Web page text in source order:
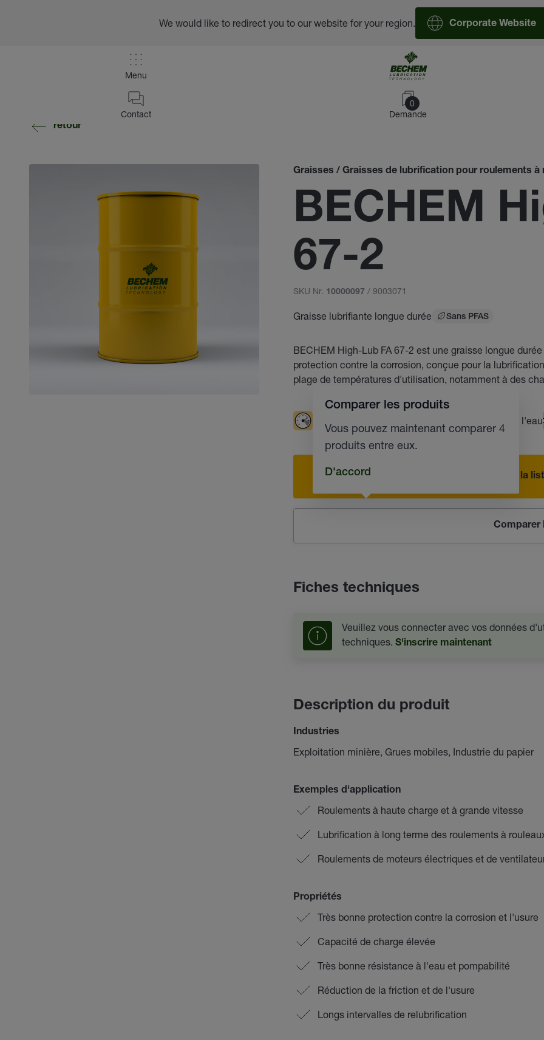
Menu
0
Demande
Contact
We would like to redirect you to our website for your region. Corporate Website
retour
Graisses / Graisses de lubrification pour roulements à
BECHEM
67-2
SKU Nr. 10000097 / 9003071
Graisse lubrifiante longue durée Sans PFAS
BECHEM High-Lub FA 67-2 est une graisse longue
protection contre la corrosion, conçue pour la
plage de températures d'utilisation, notamment à des
Résistante à l'eau
Ajouter à la
Comparer
Comparer les produits
Vous pouvez maintenant comparer 4
produits entre eux.
D'accord
Fiches techniques
Veuillez vous connecter avec vos données
techniques. S'inscrire maintenant
Description du produit
Industries
Exploitation minière, Grues mobiles, Industrie du papier
Exemples d'application
Roulements à haute charge et à grande vitesse
Lubrification à long terme des roulements à
Roulements de moteurs électriques et de
Propriétés
Très bonne protection contre la corrosion et l'usure
Capacité de charge élevée
Très bonne résistance à l'eau et pompabilité
Réduction de la friction et de l'usure
Longs intervalles de relubrification